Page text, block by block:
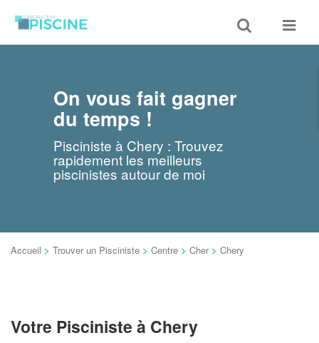
Toggle
search
Toggle
On vous fait gagner
du temps !
Pisciniste à Chery : Trouvez
rapidement les meilleurs
piscinistes autour de moi
Accueil > Trouver un Pisciniste > Centre > Cher > Chery
Votre Pisciniste à Chery